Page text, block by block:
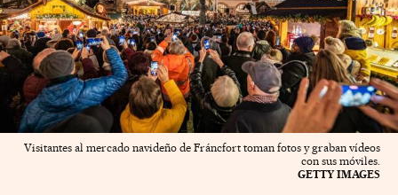
Visitantes al mercado navideño de Fráncfort toman fotos y graban vídeos
con sus móviles.
GETTY IMAGES